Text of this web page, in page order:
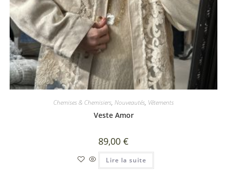
Chemises & Chemisiers, Nouveautés, Vêtements
Veste Amor
89,00 €
Lire la suite